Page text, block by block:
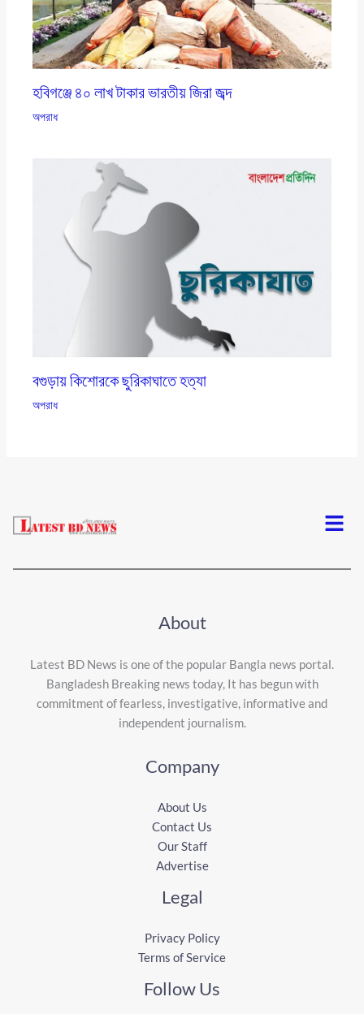
হবিগঞ্জে ৪০ লাখ টাকার ভারতীয় জিরা জব্দ
অপরাধ
বগুড়ায় কিশোরকে ছুরিকাঘাতে হত্যা
অপরাধ
Menu
About
Latest BD News is one of the popular Bangla news portal.
Bangladesh Breaking news today, It has begun with
commitment of fearless, investigative, informative and
independent journalism.
Company
About Us
Contact Us
Our Staff
Advertise
Legal
Privacy Policy
Terms of Service
Follow Us